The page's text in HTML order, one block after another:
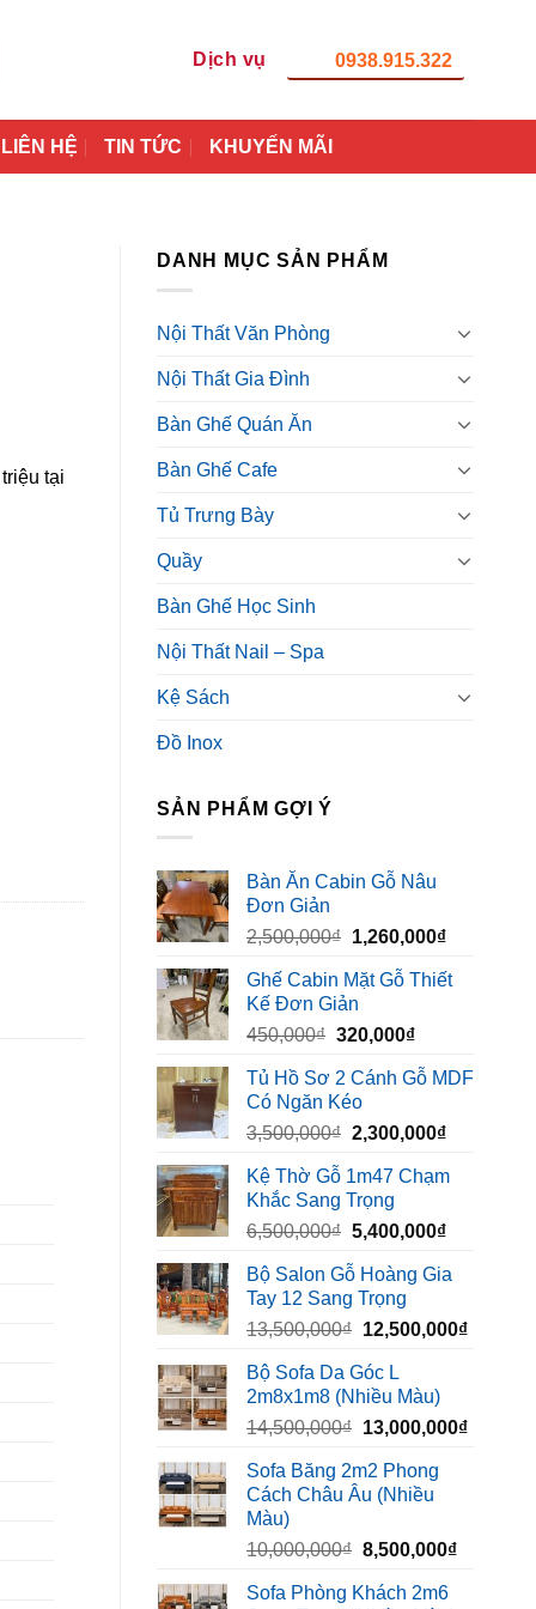
Dịch vụ 0938.915.322
LIÊN HỆ TIN TỨC KHUYẾN MÃI
DANH MỤC SẢN PHẨM
Nội Thất Văn Phòng
Nội Thất Gia Đình
Bàn Ghế Quán Ăn
Bàn Ghế Cafe
Tủ Trưng Bày
Quầy
Bàn Ghế Học Sinh
Nội Thất Nail – Spa
Kệ Sách
Đồ Inox
SẢN PHẨM GỢI Ý
Bàn Ăn Cabin Gỗ Nâu
Đơn Giản
2,500,000₫ Giá
là:
2,500,000₫.
1,260,000₫Giá
tại
Ghế Cabin Mặt Gỗ Thiết
Kế Đơn Giản
450,000₫ Giá
là:
450,000₫.
320,000₫Giá
tại
320,000₫.
Tủ Hồ Sơ 2 Cánh Gỗ MDF
Có Ngăn Kéo
3,500,000₫ Giá
là:
3,500,000₫.
2,300,000₫Giá
tại
Kệ Thờ Gỗ 1m47 Chạm
Khắc Sang Trọng
6,500,000₫ Giá
là:
6,500,000₫.
5,400,000₫Giá
tại
Bộ Salon Gỗ Hoàng Gia
Tay 12 Sang Trọng
13,500,000₫ Giá
là:
13,500,000₫.
12,500,000₫Giá
Bộ Sofa Da Góc L
2m8x1m8 (Nhiều Màu)
14,500,000₫ Giá
là:
14,500,000₫.
13,000,000₫Giá
Sofa Băng 2m2 Phong
Cách Châu Âu (Nhiều
Màu)
10,000,000₫ Giá
là:
8,500,000₫Giá
Sofa Phòng Khách 2m6
tại